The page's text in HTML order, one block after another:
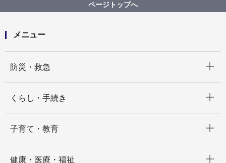
ページトップへ
メニュー
防災・救急
くらし・手続き
子育て・教育
健康・医療・福祉